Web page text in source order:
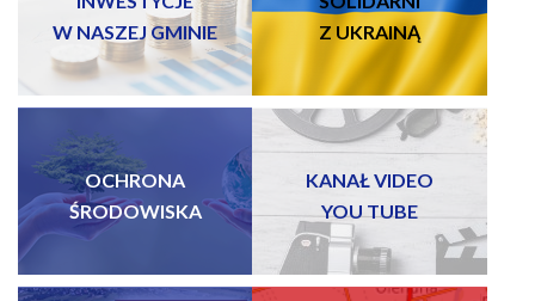
W NASZEJ GMINIE
Z UKRAINĄ
OCHRONA
ŚRODOWISKA
KANAŁ VIDEO
YOU TUBE